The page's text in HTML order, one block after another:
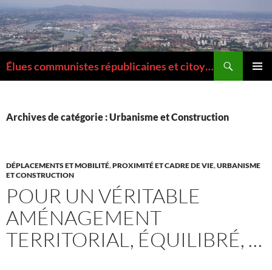
Aller
au
contenu
Élues communistes républicaines et citoyennes de la Métropole de Lyon
Archives de catégorie : Urbanisme et Construction
DÉPLACEMENTS ET MOBILITÉ,PROXIMITÉ ET CADRE DE VIE,URBANISME
ET CONSTRUCTION
POUR UN VÉRITABLE
AMÉNAGEMENT
TERRITORIAL, ÉQUILIBRÉ, …